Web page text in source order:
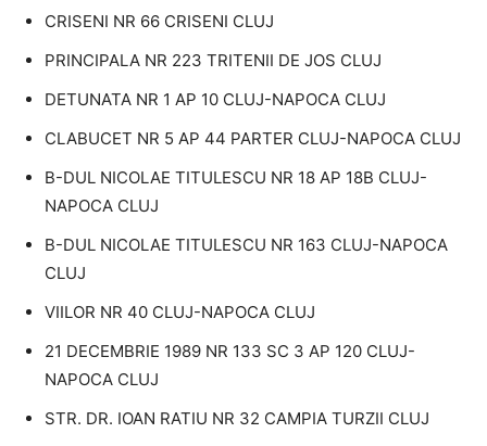
CRISENI NR 66 CRISENI CLUJ
PRINCIPALA NR 223 TRITENII DE JOS CLUJ
DETUNATA NR 1 AP 10 CLUJ-NAPOCA CLUJ
CLABUCET NR 5 AP 44 PARTER CLUJ-NAPOCA CLUJ
B-DUL NICOLAE TITULESCU NR 18 AP 18B CLUJ-
NAPOCA CLUJ
B-DUL NICOLAE TITULESCU NR 163 CLUJ-NAPOCA
CLUJ
VIILOR NR 40 CLUJ-NAPOCA CLUJ
21 DECEMBRIE 1989 NR 133 SC 3 AP 120 CLUJ-
NAPOCA CLUJ
STR. DR. IOAN RATIU NR 32 CAMPIA TURZII CLUJ